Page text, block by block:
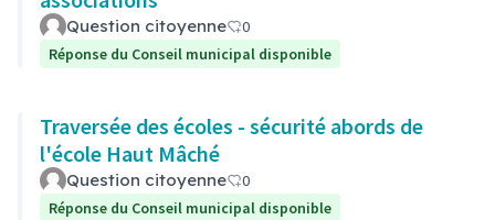
Question citoyenne
0
Réponse du Conseil municipal disponible
Traversée des écoles - sécurité abords de
l'école Haut Mâché
Question citoyenne
0
Réponse du Conseil municipal disponible